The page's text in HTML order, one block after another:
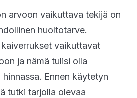
arvoon vaikuttava tekijä on
huoltotarve.
vaikuttavat
ja nämä tulisi olla
Ennen käytetyn
tutki tarjolla olevaa